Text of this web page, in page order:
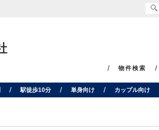
物件検索
駅徒歩10分 単身向け カップル向け